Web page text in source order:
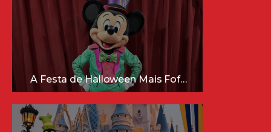
A Festa de Halloween Mais Fofa da Disney Está Chegando!